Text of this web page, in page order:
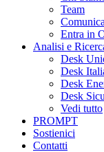
Team
Entra in
Analisi e
Desk
Desk
Desk
Desk
Vedi tutto
PROMPT
Sostienici
Contatti